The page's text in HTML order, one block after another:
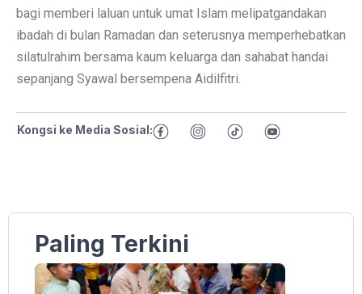
bagi memberi laluan untuk umat Islam melipatgandakan
ibadah di bulan Ramadan dan seterusnya memperhebatkan
silatulrahim bersama kaum keluarga dan sahabat handai
sepanjang Syawal bersempena Aidilfitri.
Kongsi ke Media Sosial:
Paling Terkini